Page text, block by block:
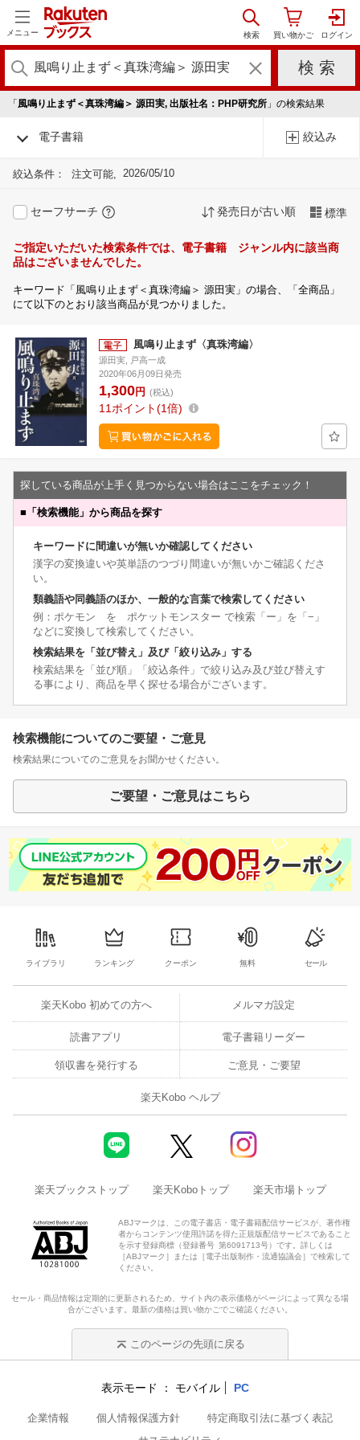
メニュー
「 風鳴り止まず＜真珠湾編＞ 源田実, 出版社名：PHP研究所 」の検索結果
電子書籍 絞込み
絞込条件： 注文可能 2026/05/10
セーフサーチ 発売日が古い順 標準
ご指定いただいた検索条件では、電子書籍 ジャンル内に該当商
品はございませんでした。
キーワード「風鳴り止まず＜真珠湾編＞ 源田実」の場合、「全商品」
にて以下のとおり該当商品が見つかりました。
風鳴り止まず〈真珠湾編〉
源田実, 戸高一成
2020年06月09日発売
1,300円 (税込)
11 ポイント 1倍
探している商品が上手く見つからない場合はここをチェック！
■ 「検索機能」から商品を探す
キーワードに間違いが無いか確認してください
漢字の変換違いや英単語のつづり間違いが無いかご確認くださ
い。
類義語や同義語のほか、一般的な言葉で検索してください
例：ポケモン を ポケットモンスター で検索「ー」を「−」
などに変換して検索してください。
検索結果を「並び替え」及び「絞り込み」する
検索結果を「並び順」「絞込条件」で絞り込み及び並び替えす
る事により、商品を早く探せる場合がございます。
検索機能についてのご要望・ご意見
検索結果についてのご意見をお聞かせください。
ご要望・ご意見はこちら
ライブラリ ランキング クーポン 無料 セール
楽天Kobo 初めての方へ メルマガ設定
読書アプリ 電子書籍リーダー
領収書を発行する ご意見・ご要望
楽天Kobo ヘルプ
楽天ブックストップ 楽天Koboトップ 楽天市場トップ
ABJマークは、この電子書店・電子書籍配信サービスが、著作権
者からコンテンツ使用許諾を得た正規版配信サービスであること
を示す登録商標（登録番号 第6091713号）です。詳しくは
［ABJマーク］または［電子出版制作・流通協議会］で検索して
ください。
セール・商品情報は定期的に更新されるため、サイト内の表示価格がページによって異なる場
合がございます。最新の価格は買い物かごでご確認ください。
このページの先頭に戻る
表示モード モバイル PC
企業情報 個人情報保護方針
特定商取引法に基づく表記